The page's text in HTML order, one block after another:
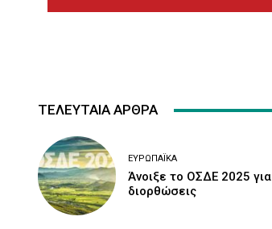
ΤΕΛΕΥΤΑΙΑ ΑΡΘΡΑ
ΕΥΡΩΠΑΪΚΆ
Άνοιξε το ΟΣΔΕ 2025 για
διορθώσεις